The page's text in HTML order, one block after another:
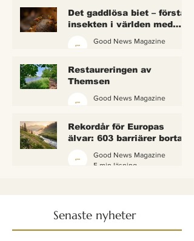
Det gaddlösa biet – första
insekten i världen med
Good News Magazine
Restaureringen av
Themsen
Good News Magazine
Rekordår för Europas
älvar: 603 barriärer borta
igen
Good News Magazine
5 min läsning
Senaste nyheter